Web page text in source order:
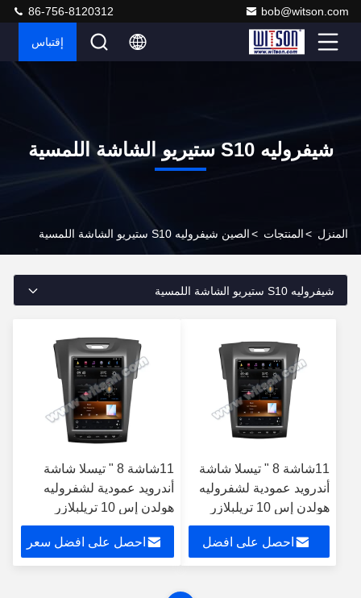
bob@witson.com
86-756-8120312
إقتباس
شيفروليه S10 ستيريو الشاشة اللمسية
المنزل >المنتجات >الصين شيفروليه S10 ستيريو الشاشة اللمسية
شيفروليه S10 ستيريو الشاشة اللمسية
11شاشة 8 " تيسلا شاشة
أندرويد عمودية لشفروليه
هولدن إس 10 تريلبلازر
كولورادو إيسوزو
احصل على افضل
11شاشة 8 " تيسلا شاشة
أندرويد عمودية لشفروليه
هولدن إس 10 تريلبلازر
كولورادو إيسوزو
احصل على افضل سعر